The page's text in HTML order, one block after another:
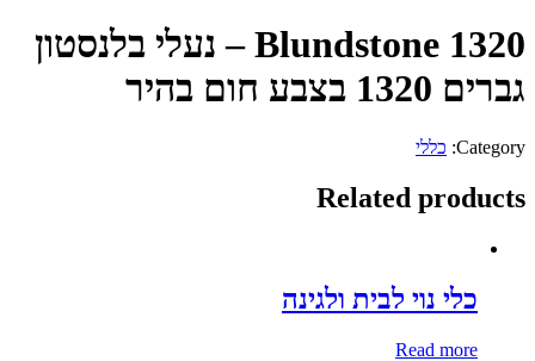
Blundstone 1320 – נעלי בלנסטון
גברים 1320 בצבע חום בהיר
Category: כללי
Related products
כלי נוי לבית ולגינה
Read more